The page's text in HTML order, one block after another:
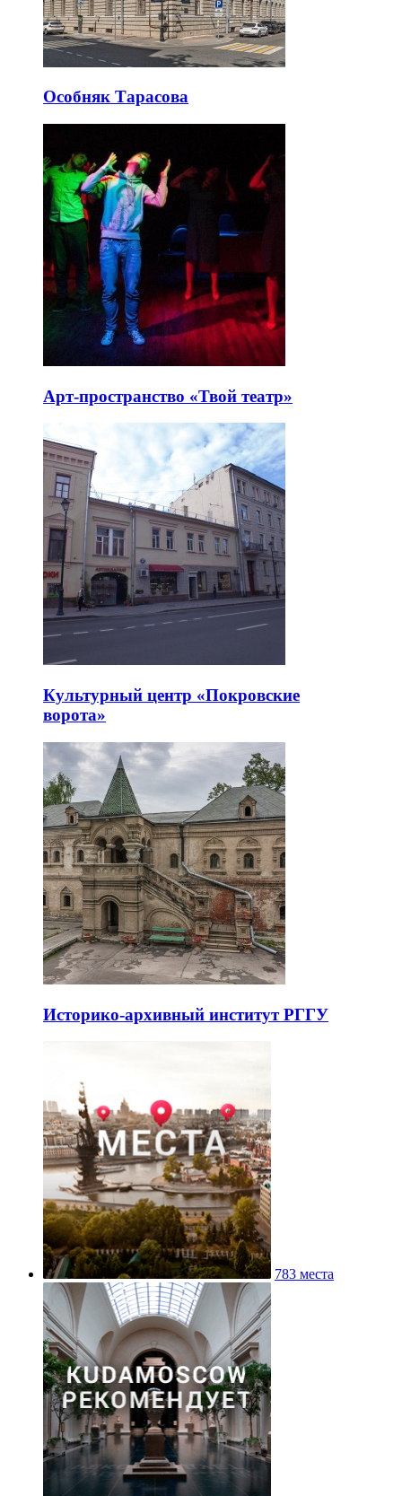
Особняк Тарасова
Арт-пространство «Твой театр»
Культурный центр «Покровские
ворота»
Историко-архивный институт РГГУ
783 места